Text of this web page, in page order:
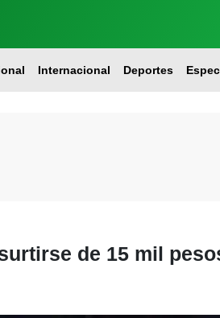
Internacional Deportes
de 15 mil